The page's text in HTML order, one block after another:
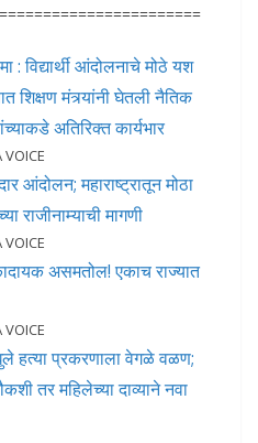
: विद्यार्थी आंदोलनाचे मोठे यश
शिक्षण मंत्र्यांनी घेतली नैतिक
अतिरिक्त कार्यभार
आंदोलन; महाराष्ट्रातून मोठा
राजीनाम्याची मागणी
असमतोल! एकाच राज्यात
हत्या प्रकरणाला वेगळे वळण;
तर महिलेच्या दाव्याने नवा